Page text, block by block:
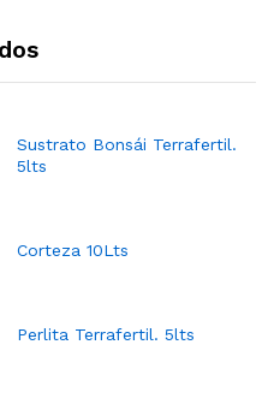
Sustrato Bonsái Terrafertil.
5lts
Corteza 10Lts
Perlita Terrafertil. 5lts